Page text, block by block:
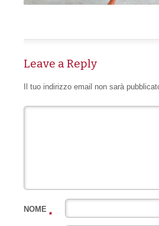
Leave a Reply
Il tuo indirizzo email non sarà
NOME
*